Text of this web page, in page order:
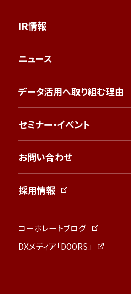
IR情報
ニュース
データ活用へ取り組む理由
セミナー・イベント
お問い合わせ
採用情報
コーポレートブログ
DXメディア「DOORS」